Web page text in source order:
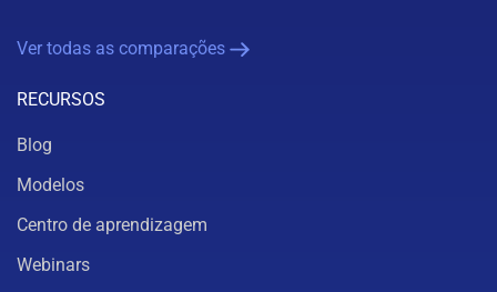
Ver todas as comparações
RECURSOS
Blog
Modelos
Centro de aprendizagem
Webinars